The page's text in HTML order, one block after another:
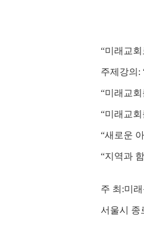
“미래교
주제강의:
“미래교
“미래교회
“새로운
“지역과
주 최:미
서울시 종